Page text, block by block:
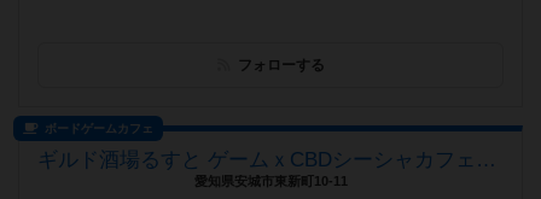
フォローする
ボードゲームカフェ
ギルド酒場るすと ゲームｘCBDシーシャカフェバー
愛知県安城市東新町10-11